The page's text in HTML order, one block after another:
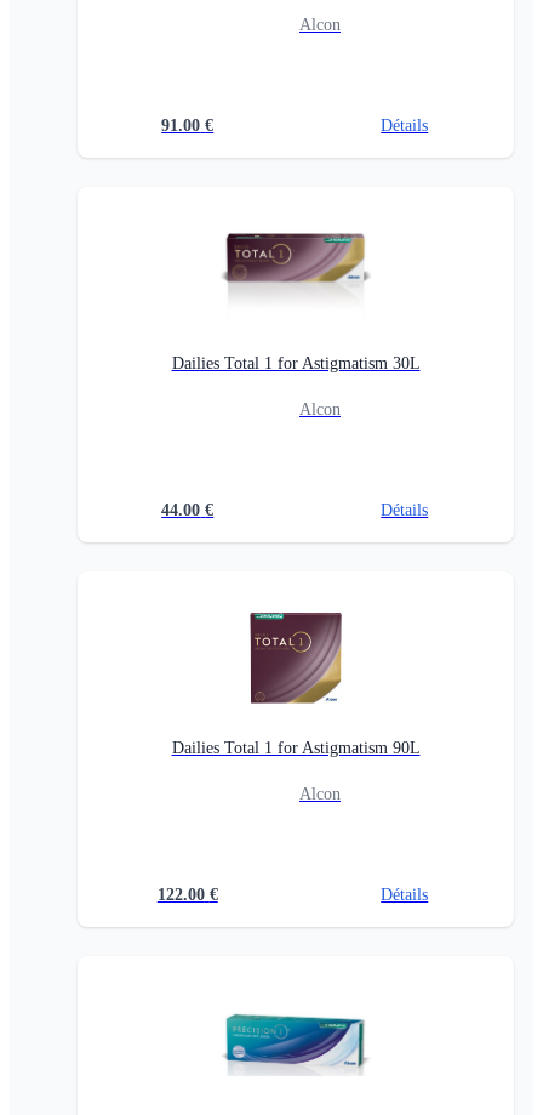
Alcon
91.00 € Détails
Dailies Total 1 for Astigmatism 30L
Alcon
44.00 € Détails
Dailies Total 1 for Astigmatism 90L
Alcon
122.00 € Détails